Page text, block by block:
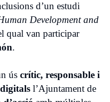
d’un estudi
Development and
qual van participar
.
ús crític, responsable i
l’Ajuntament de